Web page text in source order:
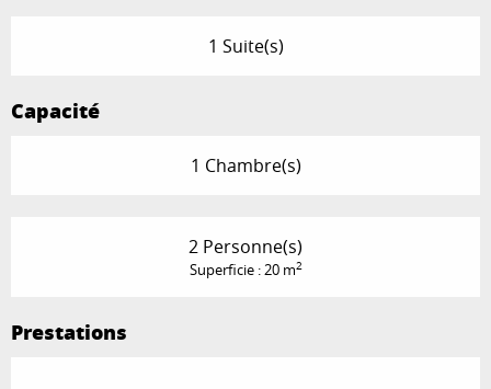
1 Suite(s)
Capacité
1 Chambre(s)
2 Personne(s)
Superficie : 20 m2
Prestations